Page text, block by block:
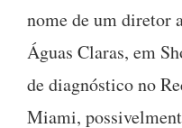
nome de um diretor
Águas Claras, em
de diagnóstico no
Miami,